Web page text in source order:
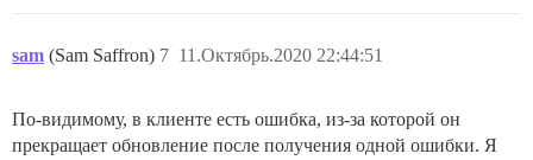
sam (Sam Saffron) 11.Октябрь.2020 22:44:51
7
По-видимому, в клиенте есть ошибка, из-за которой он
прекращает обновление после получения одной ошибки. Я